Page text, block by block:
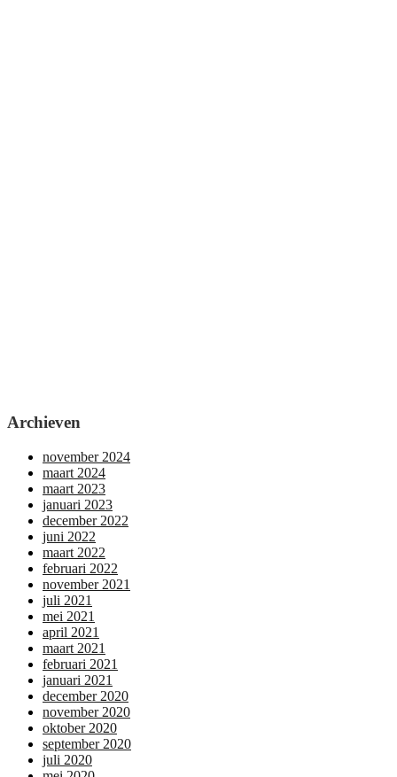
Archieven
november 2024
maart 2024
maart 2023
januari 2023
december 2022
juni 2022
maart 2022
februari 2022
november 2021
juli 2021
mei 2021
april 2021
maart 2021
februari 2021
januari 2021
december 2020
november 2020
oktober 2020
september 2020
juli 2020